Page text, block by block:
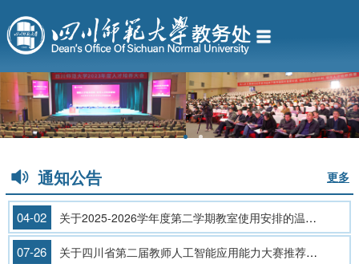
更多
通知公告
04-02 关于2025-2026学年度第二学期教室使用安排的温馨提示
07-26 关于四川省第二届教师人工智能应用能力大赛推荐人选的公示